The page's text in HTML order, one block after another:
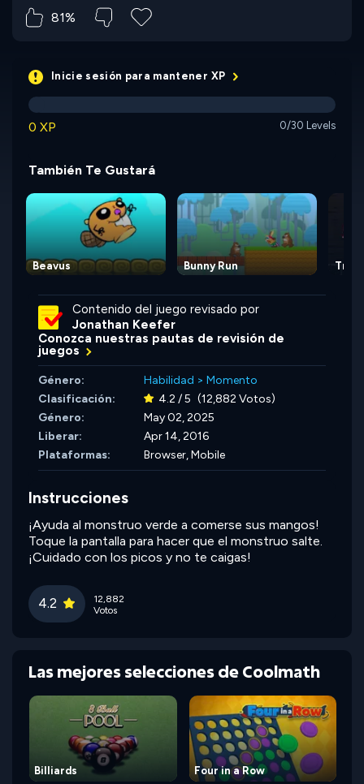
81%
Inicie sesión para mantener XP
0 XP 0/30 Levels
También Te Gustará
Beavus Bunny Run
Contenido del juego revisado por
Jonathan Keefer
Conozca nuestras pautas de revisión de
juegos
Género: Habilidad > Momento
Clasificación:
4.2 / 5 (12,882 Votos)
Género:
May 02, 2025
Liberar:
Apr 14, 2016
Plataformas:
Browser, Mobile
Instrucciones
¡Ayuda al monstruo verde a comerse sus mangos!
Toque la pantalla para hacer que el monstruo salte.
¡Cuidado con los picos y no te caigas!
4.2
12,882
Votos
Las mejores selecciones de Coolmath
Billiards Four in a Row